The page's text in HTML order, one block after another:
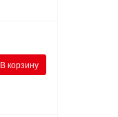
В корзину